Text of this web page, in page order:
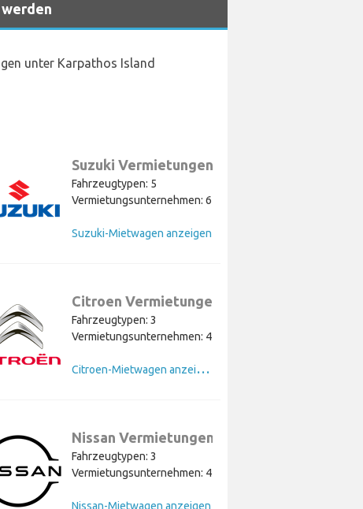
unter Karpathos Island
Suzuki Vermietungen
Fahrzeugtypen: 5
Vermietungsunternehmen: 6
Suzuki-Mietwagen anzeigen
Citroen Vermietungen
Fahrzeugtypen: 3
Vermietungsunternehmen: 4
C
itroen-Mietwagen anzeigen
Nissan Vermietungen
Fahrzeugtypen: 3
Vermietungsunternehmen: 4
Nissan-Mietwagen anzeigen